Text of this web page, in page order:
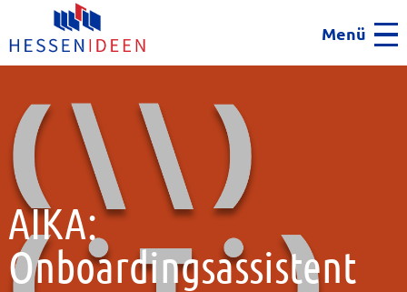
Menü
AIKA:
Onboardingsassistent